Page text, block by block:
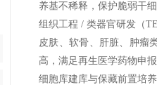
养基不稀释，保护脆弱干
组织工程 / 类器官研发（
皮肤、软骨、肝脏、肿瘤
高，满足再生医学药物申
细胞库建库与保藏前置培